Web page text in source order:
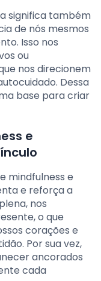
significa também
de nós mesmos
Isso nos
ou
nos direcionem
Dessa
base para criar
e
mindfulness e
e reforça a
nos
o que
corações e
Por sua vez,
ancorados
cada